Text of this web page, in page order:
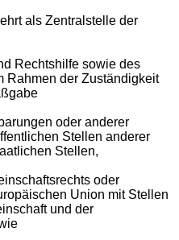
als Zentralstelle der
Rechtshilfe sowie des
Rahmen der Zuständigkeit
oder anderer
Stellen anderer
Stellen,
oder
Union mit Stellen
und der